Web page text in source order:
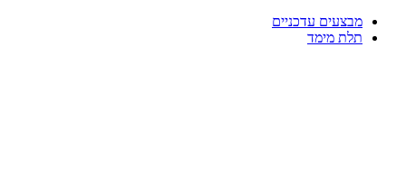
מבצעים עדכניים
תלת מימד